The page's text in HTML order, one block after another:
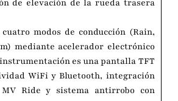
de elevación de la rueda trasera
modos de conducción (Rain,
mediante acelerador electrónico
es una pantalla TFT
WiFi y Bluetooth, integración
Ride y sistema antirrobo con